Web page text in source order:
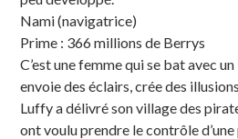
Nami (navigatrice)
Prime : 366 millions de Berrys
C’est une femme qui se bat avec
envoie des éclairs, crée des
Luffy a délivré son village des
ont voulu prendre le contrôle